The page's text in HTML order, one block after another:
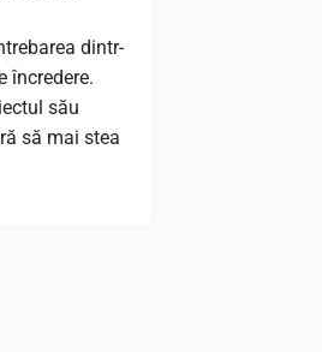
dintr-
încredere.
său
să mai stea